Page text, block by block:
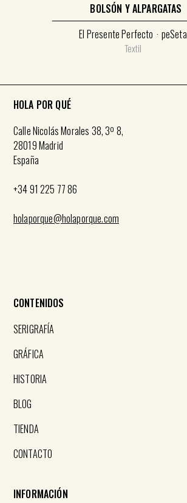
BOLSÓN Y ALPARGATAS
El Presente Perfecto
peSeta
Textil
HOLA POR QUÉ
Calle Nicolás Morales 38, 3º 8,
28019 Madrid
España
+34 91 225 77 86
holaporque@holaporque.com
CONTENIDOS
SERIGRAFÍA
GRÁFICA
HISTORIA
BLOG
TIENDA
CONTACTO
INFORMACIÓN